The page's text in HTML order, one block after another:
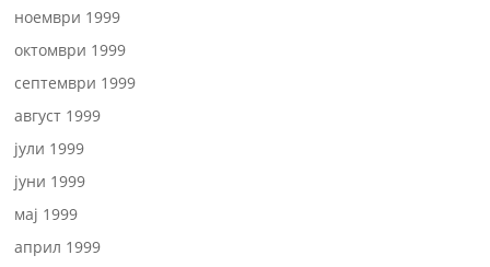
ноември 1999
октомври 1999
септември 1999
август 1999
јули 1999
јуни 1999
мај 1999
април 1999